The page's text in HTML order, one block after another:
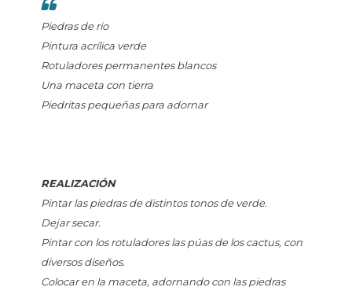
Piedras de rio
Pintura acrílica verde
Rotuladores permanentes blancos
Una maceta con tierra
Piedritas pequeñas para adornar
REALIZACIÓN
Pintar las piedras de distintos tonos de verde.
Dejar secar.
Pintar con los rotuladores las púas de los cactus, con
diversos diseños.
Colocar en la maceta, adornando con las piedras